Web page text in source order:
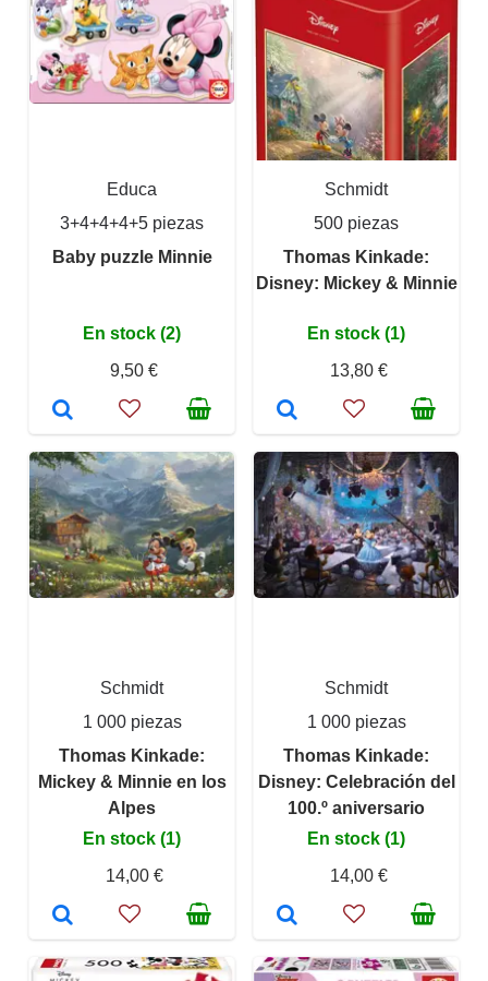
Educa
3+4+4+4+5 piezas
Baby puzzle Minnie
En stock (2)
9,50 €
Schmidt
500 piezas
Thomas Kinkade:
Disney: Mickey & Minnie
En stock (1)
13,80 €
Schmidt
1 000 piezas
Thomas Kinkade:
Mickey & Minnie en los
Alpes
En stock (1)
14,00 €
Schmidt
1 000 piezas
Thomas Kinkade:
Disney: Celebración del
100.º aniversario
En stock (1)
14,00 €